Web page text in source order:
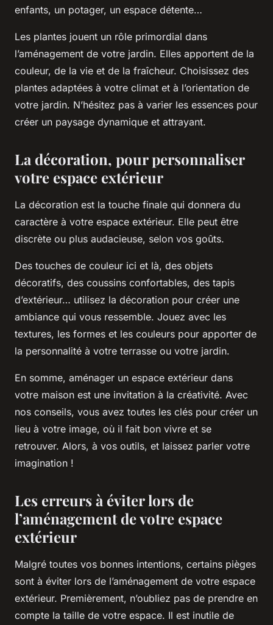
enfants, un potager, un espace détente…
Les plantes jouent un rôle primordial dans
l’aménagement de votre jardin. Elles apportent de la
couleur, de la vie et de la fraîcheur. Choisissez des
plantes adaptées à votre climat et à l’orientation de
votre jardin. N’hésitez pas à varier les essences pour
créer un paysage dynamique et attrayant.
La décoration, pour personnaliser
votre espace extérieur
La décoration est la touche finale qui donnera du
caractère à votre espace extérieur. Elle peut être
discrète ou plus audacieuse, selon vos goûts.
Des touches de couleur ici et là, des objets
décoratifs, des coussins confortables, des tapis
d’extérieur… utilisez la décoration pour créer une
ambiance qui vous ressemble. Jouez avec les
textures, les formes et les couleurs pour apporter de
la personnalité à votre terrasse ou votre jardin.
En somme, aménager un espace extérieur dans
votre maison est une invitation à la créativité. Avec
nos conseils, vous avez toutes les clés pour créer un
lieu à votre image, où il fait bon vivre et se
retrouver. Alors, à vos outils, et laissez parler votre
imagination !
Les erreurs à éviter lors de
l’aménagement de votre espace
extérieur
Malgré toutes vos bonnes intentions, certains pièges
sont à éviter lors de l’aménagement de votre espace
extérieur. Premièrement, n’oubliez pas de prendre en
compte la taille de votre espace. Il est inutile de